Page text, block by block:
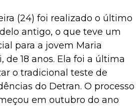
(24) foi realizado o último
antigo, o que teve um
para a jovem Maria
de 18 anos. Ela foi a última
o tradicional teste de
do Detran. O processo
em outubro do ano